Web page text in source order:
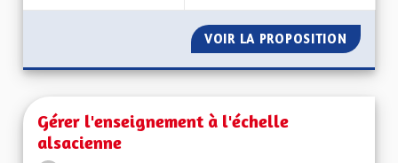
VOIR LA PROPOSITION
Gérer l'enseignement à l'échelle
alsacienne